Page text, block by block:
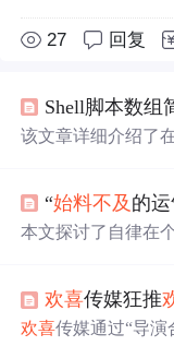
27 回复
Shell脚本数组
该文章详细介绍了
用数组传参的方法
式。
“始料不及 的运
本文探讨了自律在
放纵的生活方式，
欢喜传媒狂推
欢喜传媒通过“导演